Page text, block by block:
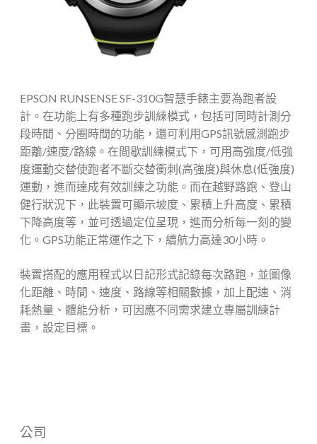
EPSON RUNSENSE SF-310G智慧手錶主要為跑者設
計。在功能上有多種跑步訓練模式，包括可同時計測分
段時間、分圈時間的功能，還可利用GPS訊號感測跑步
距離/速度/路線。在間歇訓練模式下，可用高強度/低強
度運動交替使跑者不斷交替衝刺(高強度)與休息(低強度)
運動，進而達成有效訓練之功能。而在越野路跑、登山
健行狀況下，此裝置可顯示坡度、累積上升高度、累積
下降高度等，並可透過定位呈現，進而分析每一刻的變
化。GPS功能正常運作之下，續航力高達30小時。
裝置搭配的應用程式以日記形式記錄每次路跑，並圖像
化距離、時間、速度、路線等相關數據，加上配速、消
耗熱量、體能分析，可因應不同需求建立專屬訓練計
畫，設定目標。
公司